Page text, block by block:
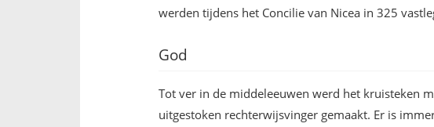
werden tijdens het Concilie van Nicea in 325
God
Tot ver in de middeleeuwen werd het kruisteken
uitgestoken rechterwijsvinger gemaakt. Er is